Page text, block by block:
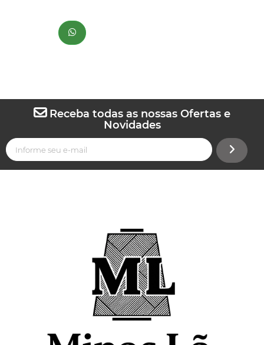
Receba todas as nossas Ofertas e
Novidades